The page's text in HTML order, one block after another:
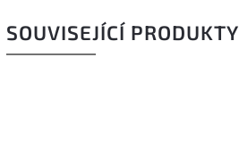
SOUVISEJÍCÍ PRODUKTY